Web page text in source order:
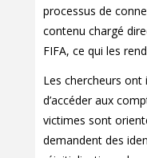
processus de
contenu chargé
FIFA, ce qui les
Les chercheurs ont
d’accéder aux
victimes sont
demandent des